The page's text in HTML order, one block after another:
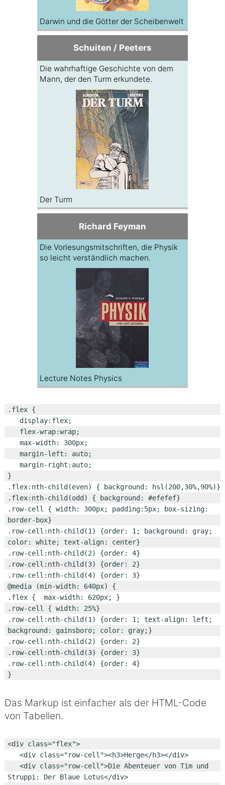
Darwin und die Götter der Scheibenwelt
Schuiten / Peeters
Der Turm
Die wahrhaftige Geschichte von dem
Mann, der den Turm erkundete.
Richard Feyman
Lecture Notes Physics
Die Vorlesungsmitschriften, die Physik
so leicht verständlich machen.
.flex {
}
.flex:nth-child(even) { background: hsl(200,30%,90%)}
.flex:nth-child(odd) { background: #efefef}
.row-cell { width: 300px; padding:5px; box-sizing:
border-box}
.row-cell:nth-child(1) {order: 1; background: gray;
color: white; text-align: center}
.row-cell:nth-child(2) {order: 4}
.row-cell:nth-child(3) {order: 2}
.row-cell:nth-child(4) {order: 3}
@media (min-width: 640px) {
.flex {  max-width: 620px; }
.row-cell { width: 25%}
.row-cell:nth-child(1) {order: 1; text-align: left;
background: gainsboro; color: gray;}
.row-cell:nth-child(2) {order: 2}
.row-cell:nth-child(3) {order: 3}
.row-cell:nth-child(4) {order: 4}
Das Markup ist einfacher als der HTML-Code
von Tabellen.
<div class="flex">
Struppi: Der Blaue Lotus</div>